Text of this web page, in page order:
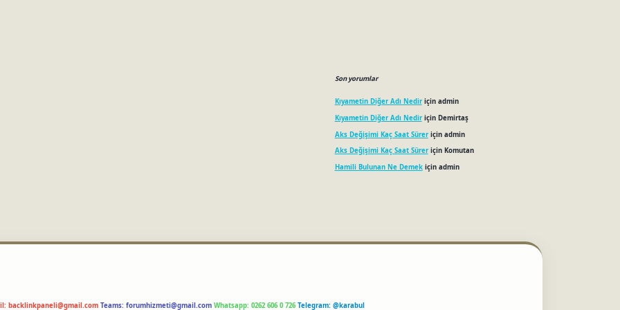
Son yorumlar
Kıyametin Diğer Adı Nediriçin admin
Kıyametin Diğer Adı Nediriçin Demirtaş
Aks Değişimi Kaç Saat Süreriçin admin
Aks Değişimi Kaç Saat Süreriçin Komutan
Hamili Bulunan Ne Demekiçin admin
backlinkpaneli@gmail.com Teams: forumhizmeti@gmail.com Whatsapp: 0262 606 0 726 Telegram: @karabul